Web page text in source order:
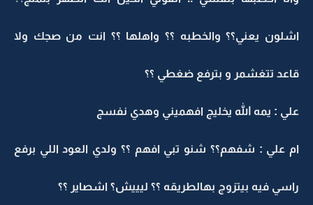
اشلون يعني؟؟ والخطبه ؟؟ واهلها ؟؟ انت من صجك ولا
قاعد تتغشمر و بترفع ضغطي ؟؟
علي : يمه الله يخليج افهميني وهدي نفسج
ام علي : شفهم؟؟ شنو تبي افهم ؟؟ ولدي العود اللي برفع
راسي فيه بيتزوج بهالطريقه ؟؟ ليييش؟ اشصاير ؟؟